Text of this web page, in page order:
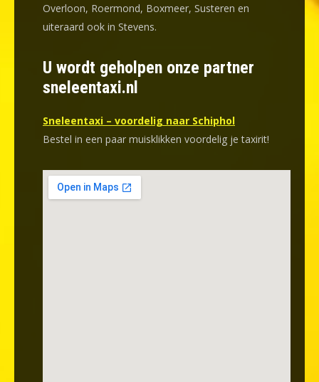
Overloon, Roermond, Boxmeer, Susteren en
uiteraard ook in Stevens.
U wordt geholpen onze partner
sneleentaxi.nl
Sneleentaxi – voordelig naar Schiphol
Bestel in een paar muisklikken voordelig je taxirit!